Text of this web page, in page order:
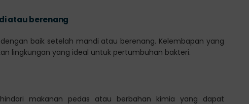
atau berenang
baik setelah mandi atau berenang. Kelembapan yang
lingkungan yang ideal untuk pertumbuhan bakteri.
makanan pedas atau berbahan kimia yang dapat